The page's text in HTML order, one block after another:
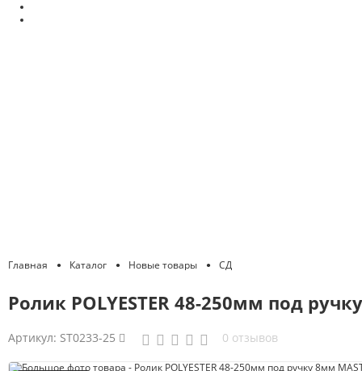
Главная Каталог Новые товары СД
Ролик POLYESTER 48-250мм под
Артикул: ST0233-25 0 отзывов